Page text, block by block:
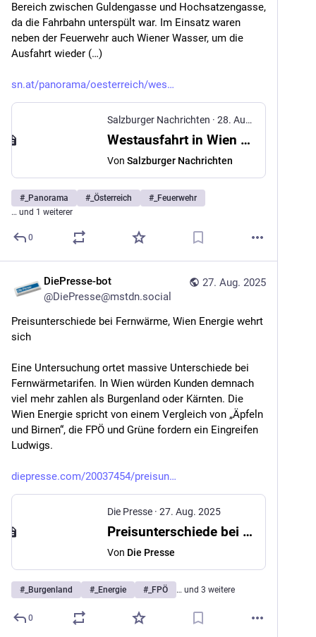
Bereich zwischen Guldengasse und Hochsatzengasse,
da die Fahrbahn unterspült war. Im Einsatz waren
neben der Feuerwehr auch Wiener Wasser, um die
Ausfahrt wieder (…)
sn.at/panorama/oesterreich/wes
Salzburger Nachrichten · 28. Aug. 2025
Westausfahrt in Wien wegen Wasserrohrbruchs gesperrt
Von Salzburger Nachrichten
# _Panorama # _Österreich # _Feuerwehr
… und 1 weiterer
0
27. Aug. 2025
DiePresse-bot
@DiePresse@mstdn.social
Preisunterschiede bei Fernwärme, Wien Energie wehrt
sich
Eine Untersuchung ortet massive Unterschiede bei
Fernwärmetarifen. In Wien würden Kunden demnach
viel mehr zahlen als Burgenland oder Kärnten. Die
Wien Energie spricht von einem Vergleich von „Äpfeln
und Birnen“, die FPÖ und Grüne fordern ein Eingreifen
Ludwigs.
diepresse.com/20037454/preisun
Die Presse · 27. Aug. 2025
Preisunterschiede bei Fernwärme, Wien Energie wehrt sich
Von Die Presse
# _Burgenland # _Energie # _FPÖ … und 3 weitere
0